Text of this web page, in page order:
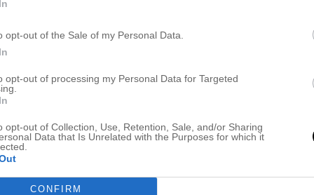
opt-out of the Sale of my Personal Data.
opt-out of processing my Personal Data for Targeted
opt-out of Collection, Use, Retention, Sale, and/or Sharing
Data that Is Unrelated with the Purposes for which it
CONFIRM
TIPS PÅ HÅRFÄRG EFTER SOMMAREN
HEJ! Ni som följer mig på Instagram
redan har blivit lite solblekta och fått en
[…]